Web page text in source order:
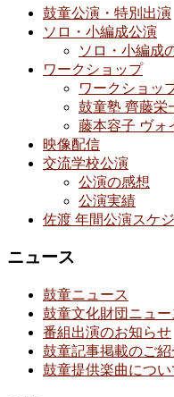
鼓童公演・特別出演
ソロ・小編成公演
ソロ・小編成
ワークショップ
ワークショッ
鼓童塾 齊藤栄
藤本容子 ヴォ
映像配信
交流学校公演
公演の感想
公演実績
佐渡 年間公演スケ
ニュース
鼓童ニュース
鼓童文化財団ニュー
番組出演のお知らせ
鼓童記事掲載のご紹
鼓童提供楽曲につい